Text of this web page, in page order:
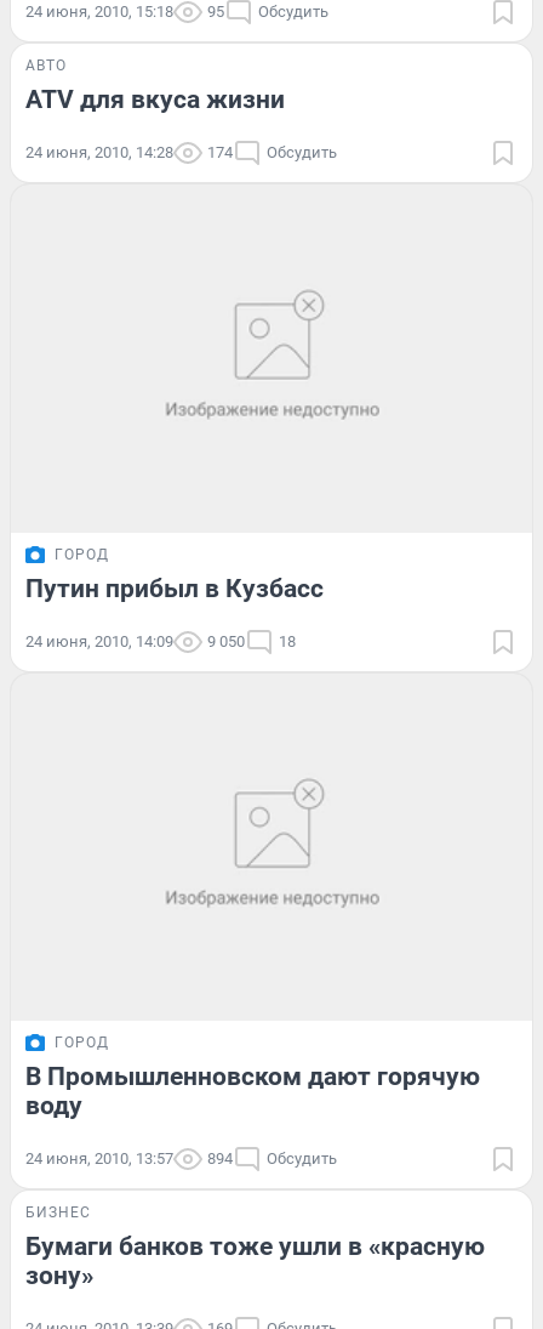
24 июня, 2010, 15:18 95 Обсудить
АВТО
ATV для вкуса жизни
24 июня, 2010, 14:28 174 Обсудить
ГОРОД
Путин прибыл в Кузбасс
24 июня, 2010, 14:09 9 050 18
ГОРОД
В Промышленновском дают горячую
воду
24 июня, 2010, 13:57 894 Обсудить
БИЗНЕС
Бумаги банков тоже ушли в «красную
зону»